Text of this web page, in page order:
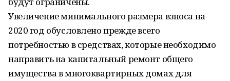
Увеличение минимального размера взноса на
2020 год обусловлено прежде всего
потребностью в средствах, которые необходимо
направить на капитальный ремонт общего
имущества в многоквартирных домах для